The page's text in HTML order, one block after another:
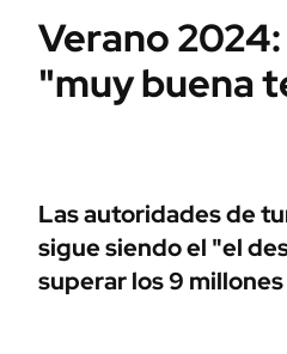
Campo
FINANZAS
ÁMBITO DEBATE
MEDIAKIT AMBITO DEBATE
Verano
"muy buena
Las autoridades de
sigue siendo el "el
superar los 9